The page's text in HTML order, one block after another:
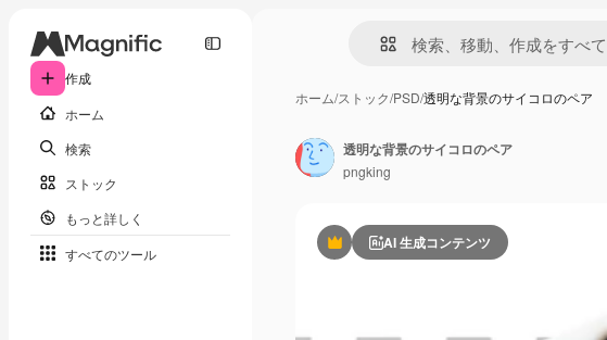
作成
ホーム
検索
ストック
もっと詳しく
すべてのツール
ホーム/ストック/PSD/透明な背景のサイコロのペア
PremiumAI 生成コンテンツ
透明な背景のサイコロのペア
pngking